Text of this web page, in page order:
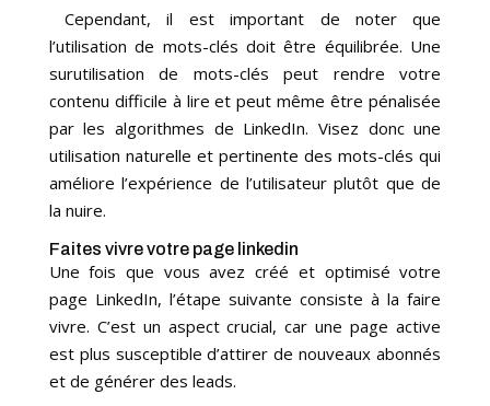
Cependant, il est important de noter que
l’utilisation de mots-clés doit être équilibrée. Une
surutilisation de mots-clés peut rendre votre
contenu difficile à lire et peut même être pénalisée
par les algorithmes de LinkedIn. Visez donc une
utilisation naturelle et pertinente des mots-clés qui
améliore l’expérience de l’utilisateur plutôt que de
la nuire.
Faites vivre votre page linkedin
Une fois que vous avez créé et optimisé votre
page LinkedIn, l’étape suivante consiste à la faire
vivre. C’est un aspect crucial, car une page active
est plus susceptible d’attirer de nouveaux abonnés
et de générer des leads.